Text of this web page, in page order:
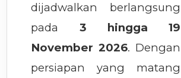
dijadwalkan berlangsung
pada 3 hingga 19
November 2026. Dengan
persiapan yang matang